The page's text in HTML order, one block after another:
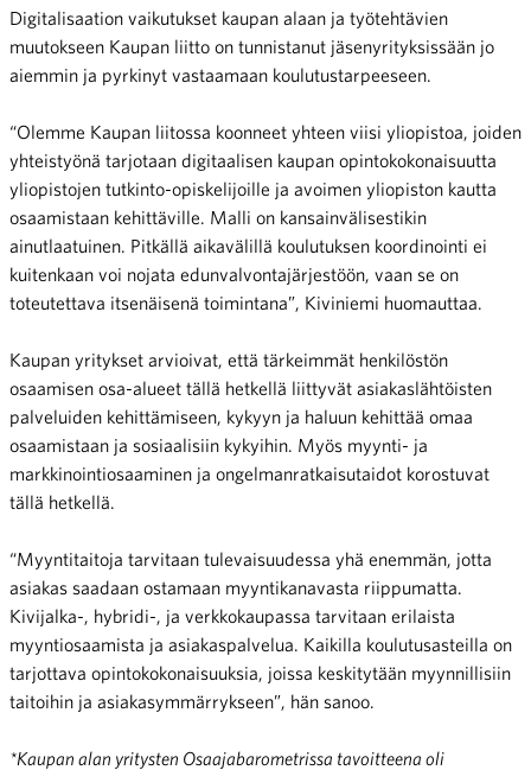
Digitalisaation vaikutukset kaupan alaan ja työtehtävien
muutokseen Kaupan liitto on tunnistanut jäsenyrityksissään jo
aiemmin ja pyrkinyt vastaamaan koulutustarpeeseen.
“Olemme Kaupan liitossa koonneet yhteen viisi yliopistoa, joiden
yhteistyönä tarjotaan digitaalisen kaupan opintokokonaisuutta
yliopistojen tutkinto-opiskelijoille ja avoimen yliopiston kautta
osaamistaan kehittäville. Malli on kansainvälisestikin
ainutlaatuinen. Pitkällä aikavälillä koulutuksen koordinointi ei
kuitenkaan voi nojata edunvalvontajärjestöön, vaan se on
toteutettava itsenäisenä toimintana”, Kiviniemi huomauttaa.
Kaupan yritykset arvioivat, että tärkeimmät henkilöstön
osaamisen osa-alueet tällä hetkellä liittyvät asiakaslähtöisten
palveluiden kehittämiseen, kykyyn ja haluun kehittää omaa
osaamistaan ja sosiaalisiin kykyihin. Myös myynti- ja
markkinointiosaaminen ja ongelmanratkaisutaidot korostuvat
tällä hetkellä.
“Myyntitaitoja tarvitaan tulevaisuudessa yhä enemmän, jotta
asiakas saadaan ostamaan myyntikanavasta riippumatta.
Kivijalka-, hybridi-, ja verkkokaupassa tarvitaan erilaista
myyntiosaamista ja asiakaspalvelua. Kaikilla koulutusasteilla on
tarjottava opintokokonaisuuksia, joissa keskitytään myynnillisiin
taitoihin ja asiakasymmärrykseen”, hän sanoo.
*Kaupan alan yritysten Osaajabarometrissa tavoitteena oli